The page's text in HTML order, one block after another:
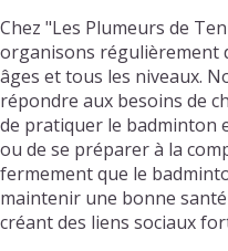
Chez "Les Plumeurs de
organisons régulièrement
âges et tous les niveaux.
répondre aux besoins de
de pratiquer le badminton
ou de se préparer à la
fermement que le
maintenir une bonne
créant des liens sociaux